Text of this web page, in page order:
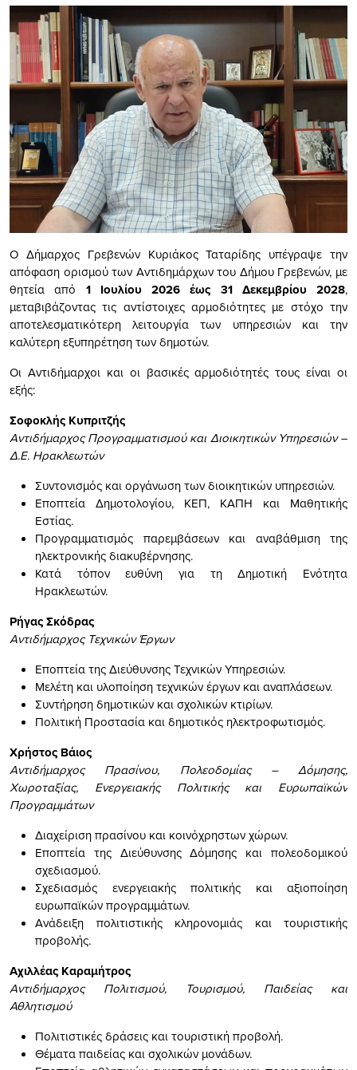
Ο Δήμαρχος Γρεβενών Κυριάκος Ταταρίδης υπέγραψε την
απόφαση ορισμού των Αντιδημάρχων του Δήμου Γρεβενών, με
θητεία από 1 Ιουλίου 2026 έως 31 Δεκεμβρίου 2028,
μεταβιβάζοντας τις αντίστοιχες αρμοδιότητες με στόχο την
αποτελεσματικότερη λειτουργία των υπηρεσιών και την
καλύτερη εξυπηρέτηση των δημοτών.
Οι Αντιδήμαρχοι και οι βασικές αρμοδιότητές τους είναι οι
εξής:
Σοφοκλής Κυπριτζής
Αντιδήμαρχος Προγραμματισμού και Διοικητικών Υπηρεσιών –
Δ.Ε. Ηρακλεωτών
Συντονισμός και οργάνωση των διοικητικών υπηρεσιών.
Εποπτεία Δημοτολογίου, ΚΕΠ, ΚΑΠΗ και Μαθητικής
Εστίας.
Προγραμματισμός παρεμβάσεων και αναβάθμιση της
ηλεκτρονικής διακυβέρνησης.
Κατά τόπον ευθύνη για τη Δημοτική Ενότητα
Ηρακλεωτών.
Ρήγας Σκόδρας
Αντιδήμαρχος Τεχνικών Έργων
Εποπτεία της Διεύθυνσης Τεχνικών Υπηρεσιών.
Μελέτη και υλοποίηση τεχνικών έργων και αναπλάσεων.
Συντήρηση δημοτικών και σχολικών κτιρίων.
Πολιτική Προστασία και δημοτικός ηλεκτροφωτισμός.
Χρήστος Βάιος
Αντιδήμαρχος Πρασίνου, Πολεοδομίας – Δόμησης,
Χωροταξίας, Ενεργειακής Πολιτικής και Ευρωπαϊκών
Προγραμμάτων
Διαχείριση πρασίνου και κοινόχρηστων χώρων.
Εποπτεία της Διεύθυνσης Δόμησης και πολεοδομικού
σχεδιασμού.
Σχεδιασμός ενεργειακής πολιτικής και αξιοποίηση
ευρωπαϊκών προγραμμάτων.
Ανάδειξη πολιτιστικής κληρονομιάς και τουριστικής
προβολής.
Αχιλλέας Καραμήτρος
Αντιδήμαρχος Πολιτισμού, Τουρισμού, Παιδείας και
Αθλητισμού
Πολιτιστικές δράσεις και τουριστική προβολή.
Θέματα παιδείας και σχολικών μονάδων.